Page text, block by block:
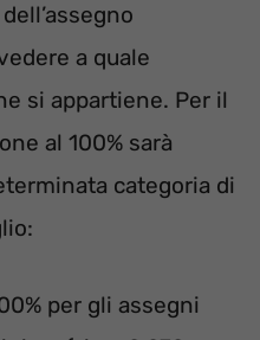
a quale
si appartiene. Per il
al 100% sarà
categoria di
per gli assegni